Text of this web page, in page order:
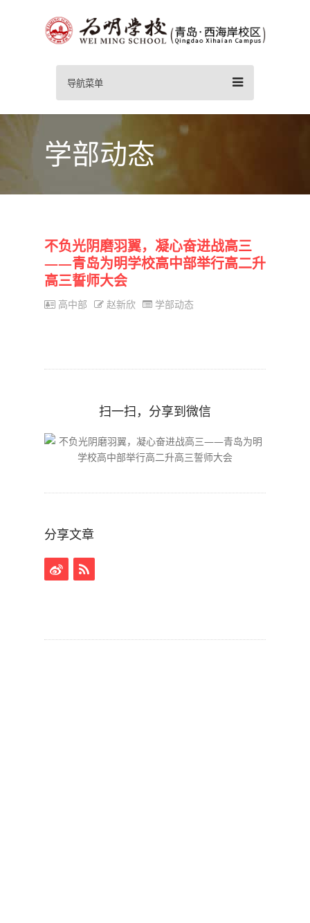
导航菜单
学部动态
不负光阴磨羽翼，凝心奋进战高三
——青岛为明学校高中部举行高二升
高三誓师大会
高中部 赵新欣 学部动态
扫一扫，分享到微信
分享文章